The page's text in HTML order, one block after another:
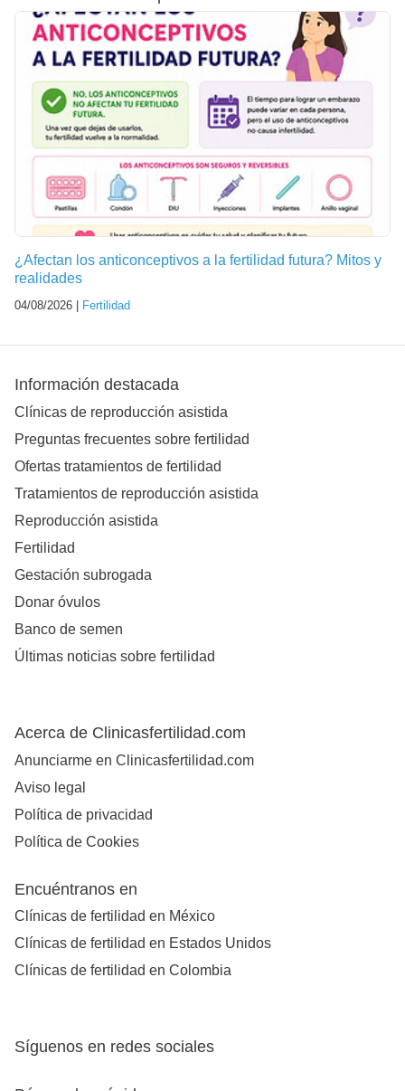
¿Afectan los anticonceptivos a la fertilidad futura? Mitos y
realidades
04/08/2026 | Fertilidad
Información destacada
Clínicas de reproducción asistida
Preguntas frecuentes sobre fertilidad
Ofertas tratamientos de fertilidad
Tratamientos de reproducción asistida
Reproducción asistida
Fertilidad
Gestación subrogada
Donar óvulos
Banco de semen
Últimas noticias sobre fertilidad
Acerca de Clinicasfertilidad.com
Anunciarme en Clinicasfertilidad.com
Aviso legal
Política de privacidad
Política de Cookies
Encuéntranos en
Clínicas de fertilidad en México
Clínicas de fertilidad en Estados Unidos
Clínicas de fertilidad en Colombia
Síguenos en redes sociales